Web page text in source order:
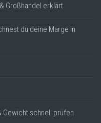
Großhandel erklärt
du deine Marge in
Gewicht schnell prüfen